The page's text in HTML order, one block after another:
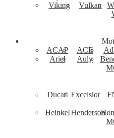
Viking
Vulkan
ACAP
ACE
Ariel
Auly
Ducati Excelsior
Heinkel Henderson